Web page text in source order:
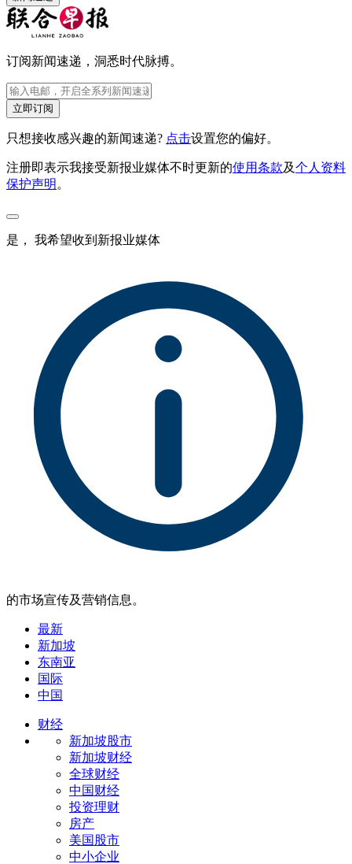
订阅新闻速递，洞悉时代脉搏。
立即订阅
只想接收感兴趣的新闻速递? 点击设置您的偏好。
注册即表示我接受新报业媒体不时更新的使用条款及个人资料
保护声明 。
是， 我希望收到新报业媒体
的市场宣传及营销信息。
最新
新加坡
东南亚
国际
中国
财经
新加坡股市
新加坡财经
全球财经
中国财经
投资理财
房产
美国股市
中小企业